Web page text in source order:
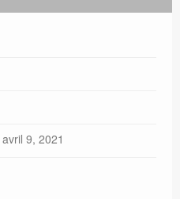
avril 9, 2021